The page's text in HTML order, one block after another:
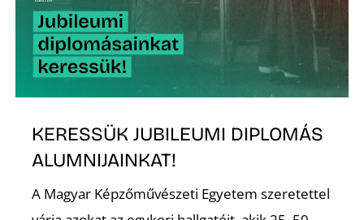
KERESSÜK JUBILEUMI DIPLOMÁS
ALUMNIJAINKAT!
A Magyar Képzőművészeti Egyetem szeretettel